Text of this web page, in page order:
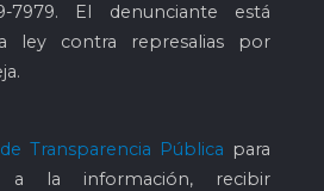
7979. El denunciante está
ley contra represalias por
Transparencia Pública para
a la información, recibir